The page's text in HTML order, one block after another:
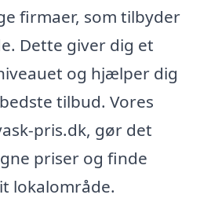
firmaer, som tilbyder
Dette giver dig et
og hjælper dig
tilbud. Vores
pris.dk, gør det
priser og finde
lokalområde.